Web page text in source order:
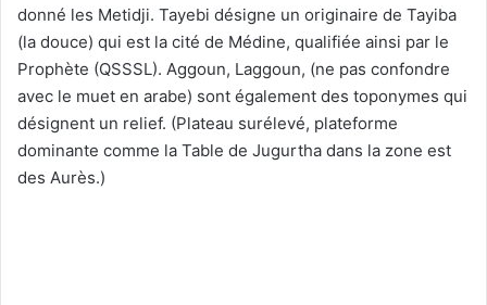
donné les Metidji. Tayebi désigne un originaire de Tayiba
(la douce) qui est la cité de Médine, qualifiée ainsi par le
Prophète (QSSSL). Aggoun, Laggoun, (ne pas confondre
avec le muet en arabe) sont également des toponymes qui
désignent un relief. (Plateau surélevé, plateforme
dominante comme la Table de Jugurtha dans la zone est
des Aurès.)